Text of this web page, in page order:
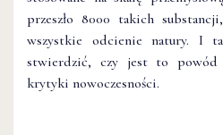
przeszło 8000 takich
wszystkie odcienie natury. I
stwierdzić, czy jest to powód
krytyki nowoczesności.